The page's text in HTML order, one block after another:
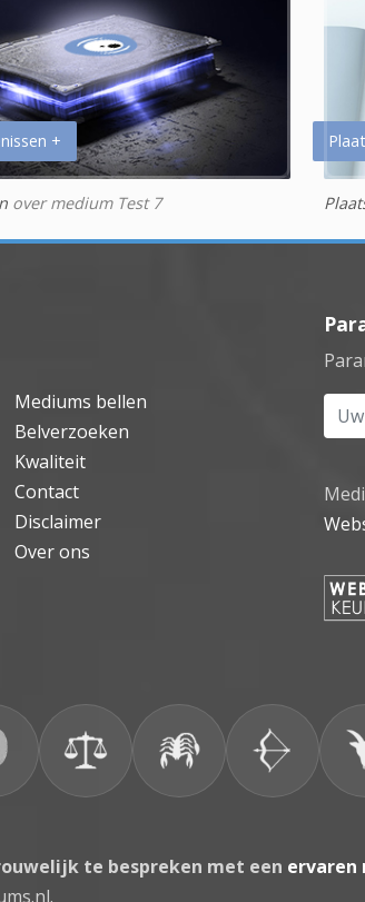
+
over medium Test 7
Mediums bellen
Belverzoeken
Kwaliteit
Contact
Disclaimer
Over ons
Uw
te bespreken met een ervaren